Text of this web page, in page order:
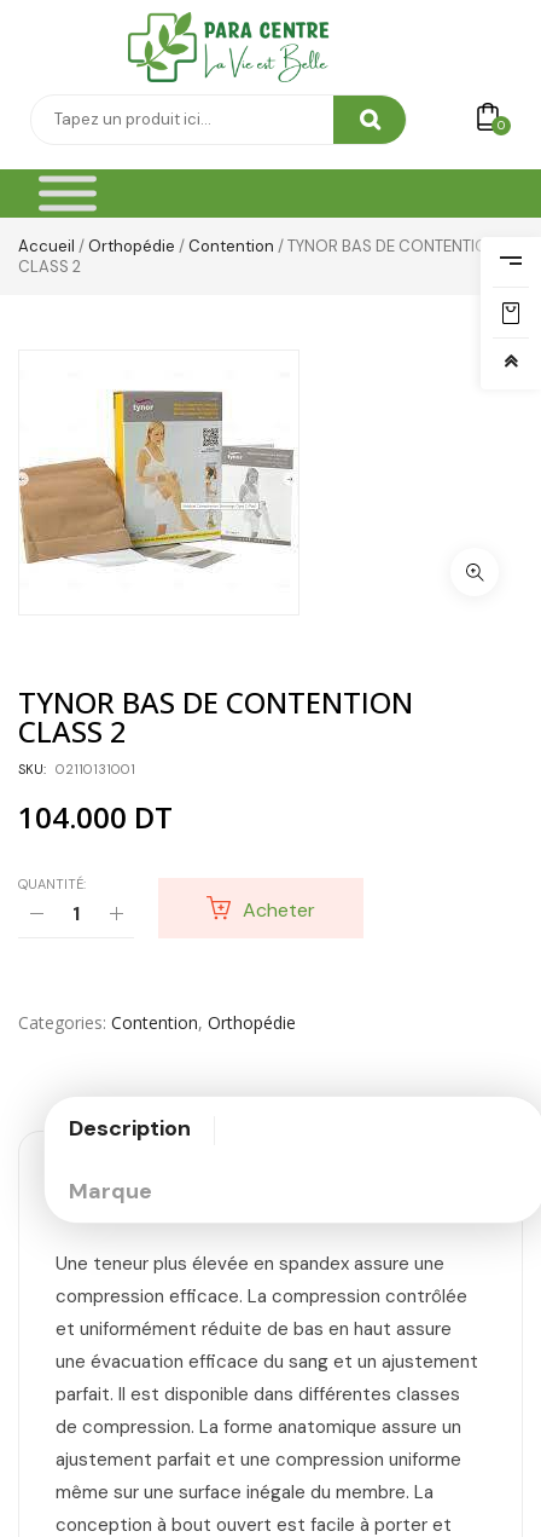
0
Accueil / Orthopédie /Contention / TYNOR BAS DE CONTENTION
CLASS 2
TYNOR BAS DE CONTENTION
CLASS 2
SKU: 02110131001
104.000 DT
QUANTITÉ:
Acheter
Categories Contention, Orthopédie
Description
Marque
Une teneur plus élevée en spandex assure une
compression efficace. La compression contrôlée
et uniformément réduite de bas en haut assure
une évacuation efficace du sang et un ajustement
parfait. Il est disponible dans différentes classes
de compression. La forme anatomique assure un
ajustement parfait et une compression uniforme
même sur une surface inégale du membre. La
conception à bout ouvert est facile à porter et